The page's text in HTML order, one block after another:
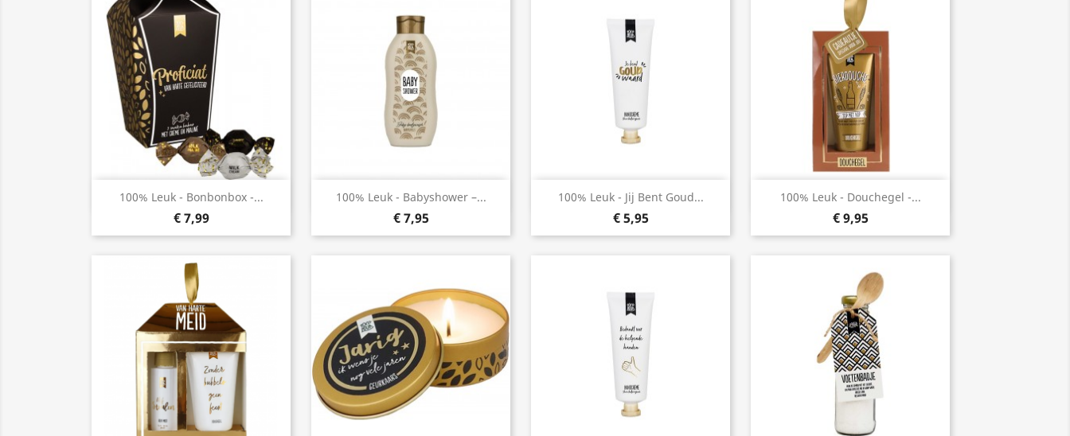
100% Leuk - Bonbonbox -...
€ 7,99
Snel bekijken 100% Leuk - Babyshower –...
€ 7,95
Snel bekijken 100% Leuk - Jij Bent Goud...
€ 5,95
Snel bekijken 100% Leuk - Douchegel -...
€ 9,95
Snel bekijken